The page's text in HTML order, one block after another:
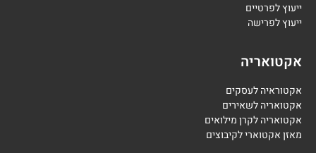
ייעוץ לפרטיים
ייעוץ לפרישה
אקטואריה
אקטוראיה לעסקים
אקטואריה לשאירים
אקטואריה לקרן מילואים
מאזן אקטוארי לקיבוצים